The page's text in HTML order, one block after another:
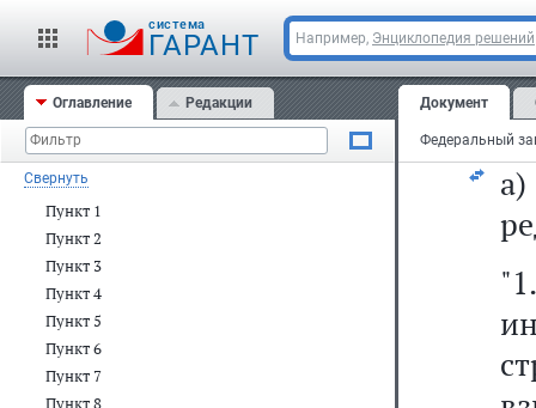
cистема
ГАРАНТ Например, Энциклопедия решений
Оглавление Редакции
Свернуть
Статья 1
Пункт 1
Пункт 2
Пункт 3
Статья 2
Пункт 1
Пункт 2
Пункт 3
Пункт 4
Пункт 5
Пункт 6
Пункт 7
Пункт 8
Документ